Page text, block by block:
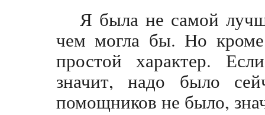
Я была не самой
чем могла бы. Но
простой характер.
значит, надо было
помощников не было,